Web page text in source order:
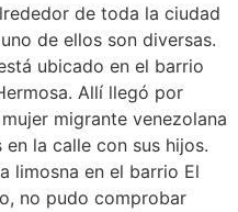
de toda la ciudad
de ellos son diversas.
ubicado en el barrio
Allí llegó por
migrante venezolana
la calle con sus hijos.
limosna en el barrio El
no pudo comprobar